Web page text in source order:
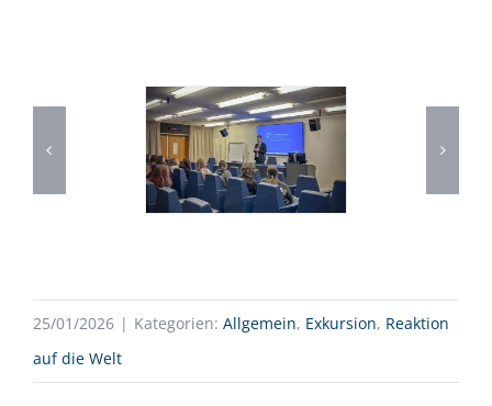
25/01/2026 | Kategorien: Allgemein, Exkursion, Reaktion
auf die Welt